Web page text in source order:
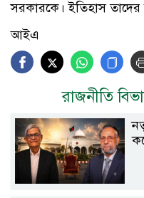
সরকারকে। ইতিহাস তাদের
আইএ
রাজনীতি